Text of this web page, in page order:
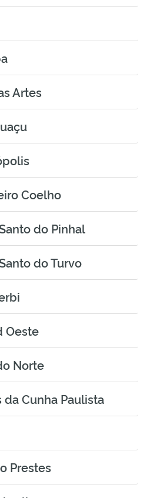
Artes
Coelho
do Pinhal
do Turvo
Oeste
Norte
da Cunha Paulista
Prestes